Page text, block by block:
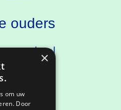
ouders
school
×
om uw
Door